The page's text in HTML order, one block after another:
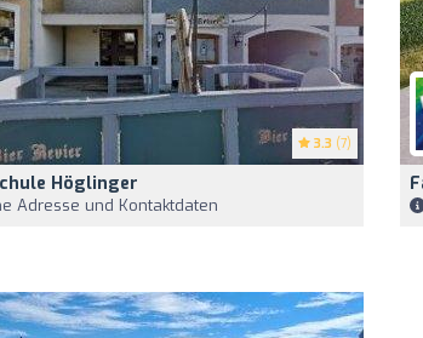
3.3 (7)
Höglinger
Adresse und Kontaktdaten